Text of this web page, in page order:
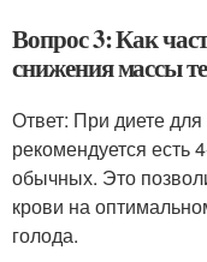
Вопрос 3: Как
снижения массы
Ответ: При диете
рекомендуется есть
обычных. Это
крови на
голода.